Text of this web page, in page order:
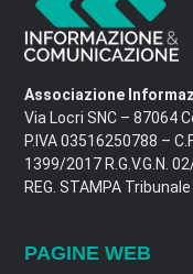
Associazione
Via Locri SNC – 87064
P.IVA 03516250788 –
1399/2017 R.G.V.G.N.
REG. STAMPA
PAGINE WEB